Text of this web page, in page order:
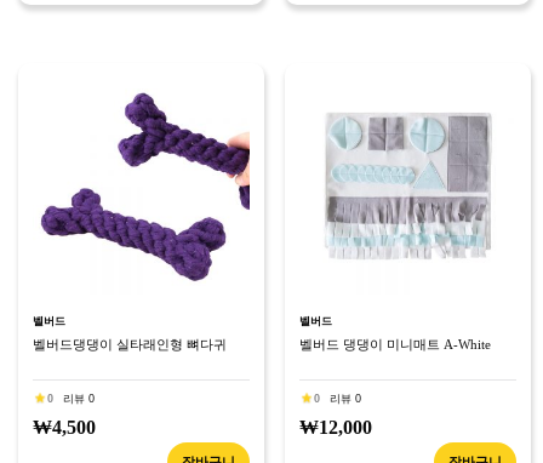
벨버드
벨버드댕댕이 실타래인형 뼈다귀
0 리뷰 0
₩4,500
벨버드
벨버드 댕댕이 미니매트 A-White
0 리뷰 0
₩12,000